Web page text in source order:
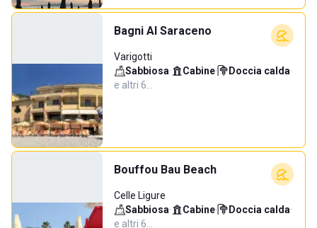
Bagni Al Saraceno
Varigotti
Sabbiosa· Cabine· Doccia calda·
e altri 6…
Bouffou Bau Beach
Celle Ligure
Sabbiosa· Cabine· Doccia calda·
e altri 6…